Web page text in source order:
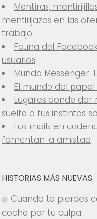
Mentiras,
mentirijazas en las
trabajo
Fauna del
usuarios
Mundo Messenger:
El mundo del
Lugares donde dar
suelta a tus instintos
Los mails en
fomentan la amistad
HISTORIAS MÁS NUEVAS
Cuando te pierdes
coche por tu culpa